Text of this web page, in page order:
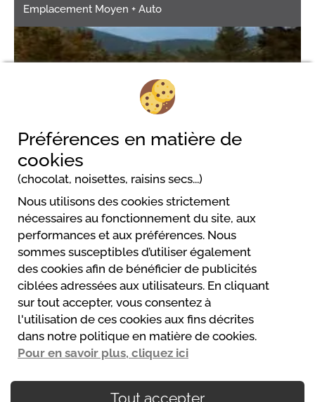
Emplacement Moyen + Auto
Camping Amiata
Via Roma, 15
58033 Castel Del Piano
00390564955107
bernabei@amiata.org
Site web
Préférences en matière de
cookies
(chocolat, noisettes, raisins secs...)
Nous utilisons des cookies strictement
nécessaires au fonctionnement du site, aux
performances et aux préférences. Nous
sommes susceptibles d’utiliser également
des cookies afin de bénéficier de publicités
ciblées adressées aux utilisateurs. En cliquant
sur tout accepter, vous consentez à
l'utilisation de ces cookies aux fins décrites
dans notre politique en matière de cookies.
Pour en savoir plus, cliquez ici
Tout accepter